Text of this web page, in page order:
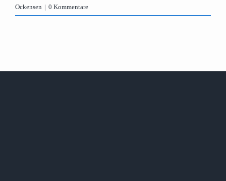
Ockensen | 0 Kommentare